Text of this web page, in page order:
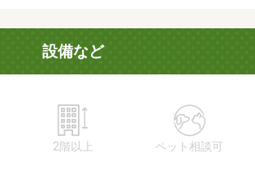
設備など
2階以上 ペット相談可